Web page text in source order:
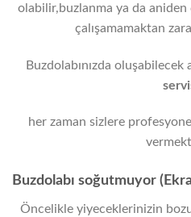
olabilir,buzlanma ya da aniden
çalışamamaktan
Buzdolabınızda oluşabilecek
her zaman sizlere
Buzdolabı soğutmuyor
Öncelikle yiyeceklerinizin